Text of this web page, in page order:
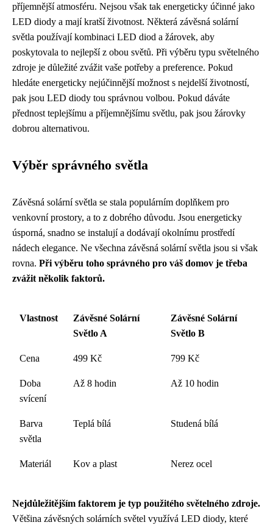
příjemnější atmosféru. Nejsou však tak energeticky účinné jako
LED diody a mají kratší životnost. Některá závěsná solární
světla používají kombinaci LED diod a žárovek, aby
poskytovala to nejlepší z obou světů. Při výběru typu světelného
zdroje je důležité zvážit vaše potřeby a preference. Pokud
hledáte energeticky nejúčinnější možnost s nejdelší životností,
pak jsou LED diody tou správnou volbou. Pokud dáváte
přednost teplejšímu a příjemnějšímu světlu, pak jsou žárovky
dobrou alternativou.
Výběr správného světla
Závěsná solární světla se stala populárním doplňkem pro
venkovní prostory, a to z dobrého důvodu. Jsou energeticky
úsporná, snadno se instalují a dodávají okolnímu prostředí
nádech elegance. Ne všechna závěsná solární světla jsou si však
rovna. Při výběru toho správného pro váš domov je třeba
zvážit několik faktorů.
Vlastnost
Závěsné Solární
Světlo A
Závěsné Solární
Světlo B
Cena 499 Kč 799 Kč
Doba
svícení
Až 8 hodin Až 10 hodin
Barva
světla
Teplá bílá Studená bílá
Materiál Kov a plast Nerez ocel
Nejdůležitějším faktorem je typ použitého světelného zdroje.
Většina závěsných solárních světel využívá LED diody, které